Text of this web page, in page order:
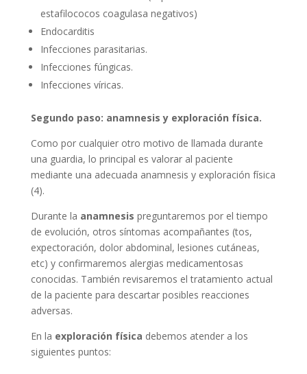
estafilococos coagulasa negativos)
Endocarditis
Infecciones parasitarias.
Infecciones fúngicas.
Infecciones víricas.
Segundo paso: anamnesis y exploración física.
Como por cualquier otro motivo de llamada durante
una guardia, lo principal es valorar al paciente
mediante una adecuada anamnesis y exploración física
(4).
Durante la anamnesis preguntaremos por el tiempo
de evolución, otros síntomas acompañantes (tos,
expectoración, dolor abdominal, lesiones cutáneas,
etc) y confirmaremos alergias medicamentosas
conocidas. También revisaremos el tratamiento actual
de la paciente para descartar posibles reacciones
adversas.
En la exploración física debemos atender a los
siguientes puntos: